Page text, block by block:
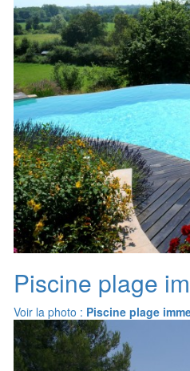
Piscine plage
Voir la photo : Piscine plage